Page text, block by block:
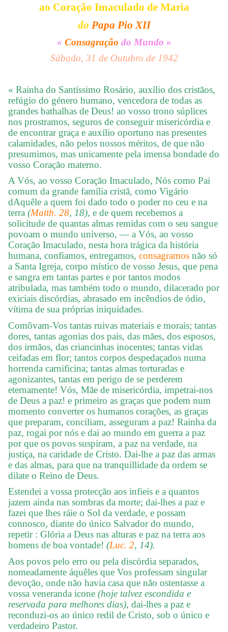
ao Coração Imaculado de Maria
do Papa Pio XII
« Consagração do Mundo »
Sábado, 31 de Outubro de 1942
« Rainha do Santíssimo Rosário, auxílio dos cristãos,
refúgio do género humano, vencedora de todas as
grandes bathalhas de Deus! ao vosso trono súplices
nos prostramos, seguros de conseguir misericórdia e
de encontrar graça e auxílio oportuno nas presentes
calamidades, não pelos nossos méritos, de que não
presumimos, mas unicamente pela imensa bondade do
vosso Coração materno.
A Vós, ao vosso Coração Imaculado, Nós como Pai
comum da grande família cristã, como Vigário
dAquêle a quem foi dado todo o poder no ceu e na
terra (Matth. 28, 18), e de quem recebemos a
solicitude de quantas almas remidas com o seu sangue
povoam o mundo universo, — a Vós, ao vosso
Coração Imaculado, nesta hora trágica da história
humana, confiamos, entregamos, consagramos não só
a Santa Igreja, corpo místico de vosso Jesus, que pena
e sangra em tantas partes e por tantos modos
atribulada, mas também todo o mundo, dilacerado por
exiciais discórdias, abrasado em incêndios de ódio,
vítima de sua próprias iniquidades.
Comôvam-Vos tantas ruivas materiais e morais; tantas
dores, tantas agonias dos pais, das mães, dos esposos,
dos irmãos, das criancinhas inocentes; tantas vidas
ceifadas em flor; tantos corpos despedaçados numa
horrenda carnificina; tantas almas torturadas e
agonizantes, tantas em perigo de se perderem
eternamente! Vós, Mãe de misericórdia, impetrai-nos
de Deus a paz! e primeiro as graças que podem num
momento converter os humanos corações, as graças
que preparam, conciliam, asseguram a paz! Rainha da
paz, rogai por nós e dai ao mundo em guerra a paz
por que os povos suspiram, a paz na verdade, na
justiça, na caridade de Cristo. Dai-lhe a paz das armas
e das almas, para que na tranquillidade da ordem se
dilate o Reino de Deus.
Estendei a vossa protecção aos infieis e a quantos
jazem ainda nas sombras da morte; dai-lhes a paz e
fazei que lhes ráie o Sol da verdade, e possam
connosco, diante do único Salvador do mundo,
repetir : Glória a Deus nas alturas e paz na terra aos
homens de boa vontade! (Luc. 2, 14).
Aos povos pelo erro ou pela discórdia separados,
nomeadamente áquêles que Vos professam singular
devoção, onde não havia casa que não ostentasse a
vossa veneranda icone (hoje talvez escondida e
reservada para melhores dias), dai-lhes a paz e
reconduzi-os ao único redil de Cristo, sob o único e
verdadeiro Pastor.